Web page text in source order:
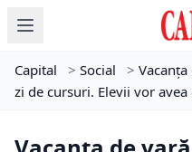
Capital > Social >
zi de cursuri. Elevii vor